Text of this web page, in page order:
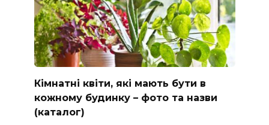
Кімнатні квіти, які мають бути в
кожному будинку – фото та назви
(каталог)